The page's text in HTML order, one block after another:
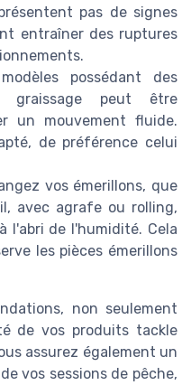
pas de signes
entraîner des ruptures
possédant des
graissage peut être
un mouvement fluide.
de préférence celui
vos émerillons, que
avec agrafe ou rolling,
l'abri de l'humidité. Cela
les pièces émerillons
non seulement
de vos produits tackle
assurez également un
vos sessions de pêche,